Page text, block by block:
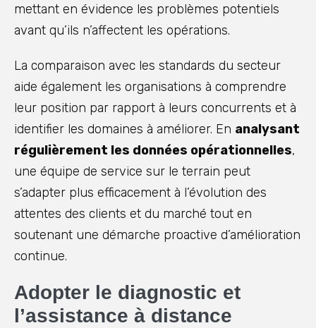
mettant en évidence les problèmes potentiels
avant qu’ils n’affectent les opérations.
La comparaison avec les standards du secteur
aide également les organisations à comprendre
leur position par rapport à leurs concurrents et à
identifier les domaines à améliorer. En analysant
régulièrement les données opérationnelles,
une équipe de service sur le terrain peut
s’adapter plus efficacement à l’évolution des
attentes des clients et du marché tout en
soutenant une démarche proactive d’amélioration
continue.
Adopter le diagnostic et
l’assistance à distance